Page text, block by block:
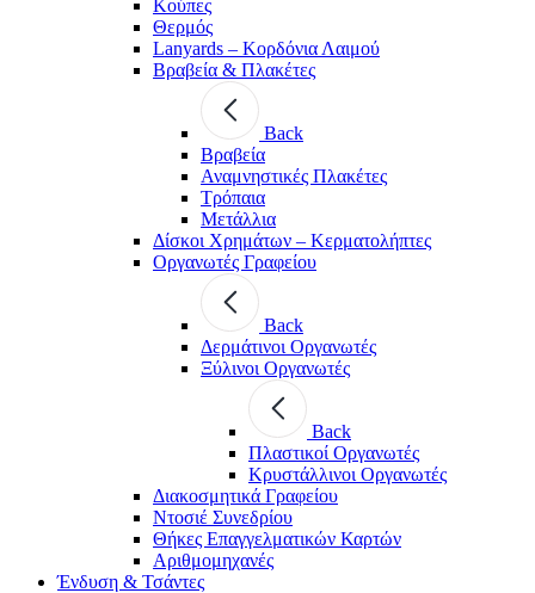
Κούπες
Θερμός
Lanyards – Kορδόνια Λαιμού
Βραβεία & Πλακέτες
Back
Βραβεία
Αναμνηστικές Πλακέτες
Τρόπαια
Μετάλλια
Δίσκοι Χρημάτων – Κερματολήπτες
Οργανωτές Γραφείου
Back
Δερμάτινοι Οργανωτές
Ξύλινοι Οργανωτές
Back
Πλαστικοί Οργανωτές
Κρυστάλλινοι Οργανωτές
Διακοσμητικά Γραφείου
Ντοσιέ Συνεδρίου
Θήκες Επαγγελματικών Καρτών
Αριθμομηχανές
Ένδυση & Τσάντες